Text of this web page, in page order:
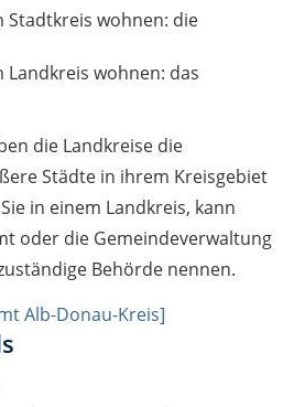
Stadtkreis wohnen: die
Landkreis wohnen: das
die Landkreise die
Städte in ihrem Kreisgebiet
in einem Landkreis, kann
oder die Gemeindeverwaltung
Behörde nennen.
Alb-Donau-Kreis]